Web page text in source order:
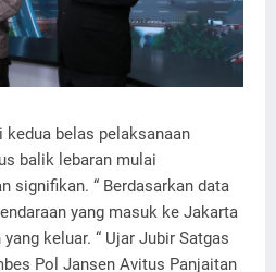
belas pelaksanaan
balik lebaran mulai
signifikan. “ Berdasarkan data
yang masuk ke Jakarta
keluar. “ Ujar Jubir Satgas
Pol Jansen Avitus Panjaitan